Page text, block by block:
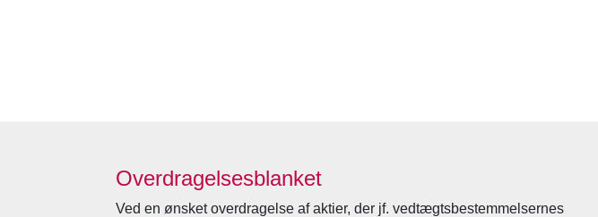
Overdragelsesblanket
Ved en ønsket overdragelse af aktier, der jf. vedtægtsbestemmelsernes